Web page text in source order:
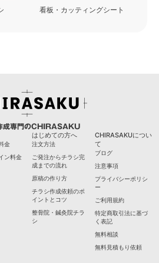
看板・カッティングシート
成専門のCHIRASAKU
金
ン料金
はじめての方へ
注文方法
ご発注からチラシ完
成までの流れ
原稿の作り方
チラシ作成依頼のポ
イントとコツ
整骨院・鍼灸院チラ
シ
CHIRASAKUについ
て
ブログ
注意事項
プライバシーポリシ
ー
ご利用規約
特定商取引法に基づ
く表記
無料相談
無料見積もり依頼